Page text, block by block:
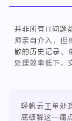
并非所有IT问题
师亲自介入，但
散的历史记录、
处理效率低下、
轻帆云工单处
底破解这一痛